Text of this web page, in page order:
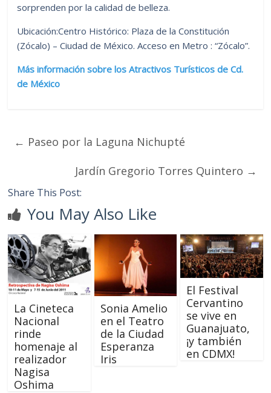
sorprenden por la calidad de belleza.
Ubicación:Centro Histórico: Plaza de la Constitución
(Zócalo) – Ciudad de México. Acceso en Metro : “Zócalo”.
Más información sobre los Atractivos Turísticos de Cd.
de México
← Paseo por la Laguna Nichupté
Jardín Gregorio Torres Quintero →
Share This Post:
You May Also Like
La Cineteca
Nacional
rinde
homenaje al
realizador
Nagisa
Oshima
Sonia Amelio
en el Teatro
de la Ciudad
Esperanza
Iris
El Festival
Cervantino
se vive en
Guanajuato,
¡y también
en CDMX!